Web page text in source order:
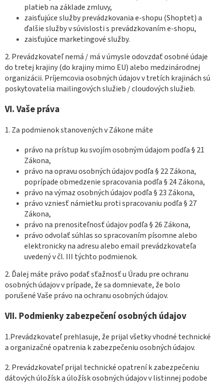
platieb na základe zmluvy,
zaisťujúce služby prevádzkovania e-shopu (Shoptet) a
ďalšie služby v súvislosti s prevádzkovaním e-shopu,
zaisťujúce marketingové služby.
2. Prevádzkovateľ nemá / má v úmysle odovzdať osobné údaje
do tretej krajiny (do krajiny mimo EU) alebo medzinárodnej
organizácii. Príjemcovia osobných údajov v tretích krajinách sú
poskytovatelia mailingových služieb / cloudových služieb.
VI.Vaše práva
1. Za podmienok stanovených v Zákone máte
právo na prístup ku svojím osobným údajom podľa § 21
Zákona,
právo na opravu osobných údajov podľa § 22 Zákona,
poprípade obmedzenie spracovania podľa § 24 Zákona,
právo na výmaz osobných údajov podľa § 23 Zákona,
právo vzniesť námietku proti spracovaniu podľa § 27
Zákona,
právo na prenositeľnosť údajov podľa § 26 Zákona,
právo odvolať súhlas so spracovaním písomne alebo
elektronicky na adresu alebo email prevádzkovateľa
uvedený v čl. III týchto podmienok.
2. Ďalej máte právo podať sťažnosť u Úradu pre ochranu
osobných údajov v prípade, že sa domnievate, že bolo
porušené Vaše právo na ochranu osobných údajov.
VII. Podmienky zabezpečení osobných údajov
1.Prevádzkovateľ prehlasuje, že prijal všetky vhodné technické
a organizačné opatrenia k zabezpečeniu osobných údajov.
2. Prevádzkovateľ prijal technické opatrení k zabezpečeniu
dátových úložísk a úložísk osobných údajov v listinnej podobe